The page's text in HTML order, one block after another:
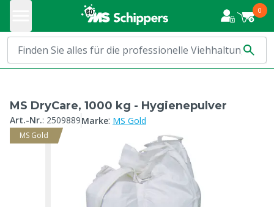
0
MS DryCare, 1000 kg - Hygienepulver
Art.-Nr.: 2509889Marke: MS Gold
MS Gold